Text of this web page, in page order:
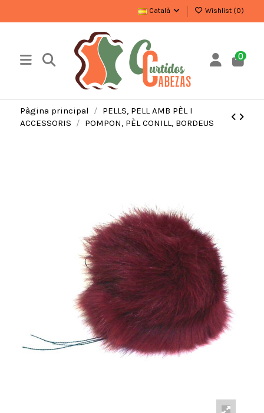
Català Wishlist (0)
0
Pàgina principal
PELLS, PELL AMB PÈL I
ACCESSORIS
POMPON, PÈL CONILL, BORDEUS